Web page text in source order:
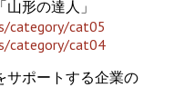
形の達人」
category/cat05
category/cat04
サポートする企業の